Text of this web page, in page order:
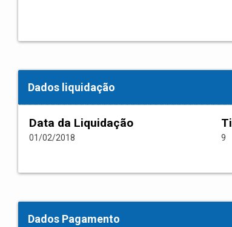
Dados liquidação
Data da Liquidação
01/02/2018 9
Dados Pagamento